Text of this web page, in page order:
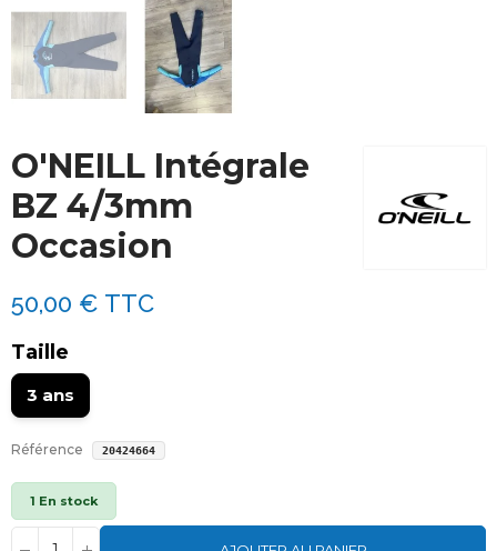
O'NEILL Intégrale
BZ 4/3mm
Occasion
50,00 € TTC
Taille
3 ans
Référence 20424664
1 En stock